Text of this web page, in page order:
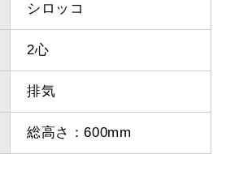
シロッコ
2心
排気
総高さ：600mm